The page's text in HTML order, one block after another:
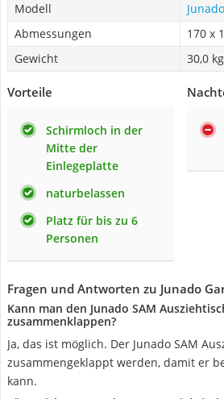
Modell
Abmessungen
170 x
Gewicht
30,0 kg
Vorteile
Schirmloch in der
Mitte der
Einlegeplatte
naturbelassen
Platz für bis zu 6
Personen
Fragen und Antworten zu Junado
Kann man den Junado SAM
zusammenklappen?
Ja, das ist möglich. Der Junado SAM
zusammengeklappt werden, damit er
kann.